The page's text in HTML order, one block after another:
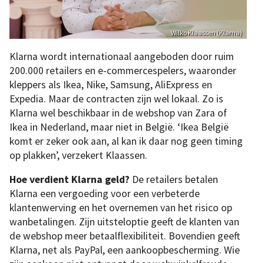
Wilko Klaassen (Klarna)
Klarna wordt internationaal aangeboden door ruim
200.000 retailers en e-commercespelers, waaronder
kleppers als Ikea, Nike, Samsung, AliExpress en
Expedia. Maar de contracten zijn wel lokaal. Zo is
Klarna wel beschikbaar in de webshop van Zara of
Ikea in Nederland, maar niet in België. ‘Ikea België
komt er zeker ook aan, al kan ik daar nog geen timing
op plakken’, verzekert Klaassen.
Hoe verdient Klarna geld? De retailers betalen
Klarna een vergoeding voor een verbeterde
klantenwerving en het overnemen van het risico op
wanbetalingen. Zijn uitsteloptie geeft de klanten van
de webshop meer betaalflexibiliteit. Bovendien geeft
Klarna, net als PayPal, een aankoopbescherming. Wie